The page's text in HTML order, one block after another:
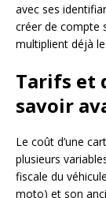
avec ses
créer de compte
multiplient déjà
Tarifs et
savoir
Le coût d’une
plusieurs
fiscale du
moto) et son